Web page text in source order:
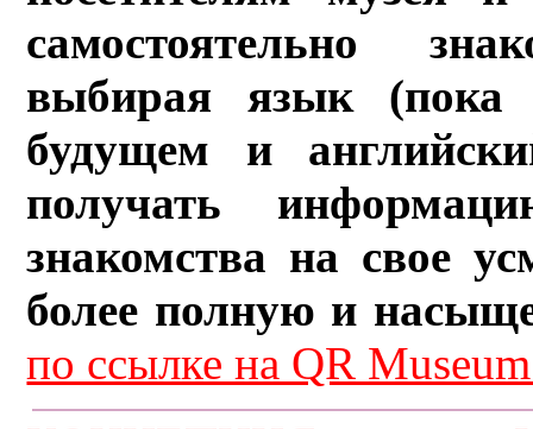
самостоятельно
выбирая язык (пока
будущем и
получать
знакомства на свое
более полную и
по ссылке на QR